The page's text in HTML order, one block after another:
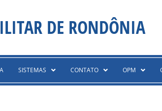
DE RONDÔNIA
SISTEMAS CONTATO OPM